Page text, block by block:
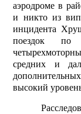
аэродроме в
и никто из
инцидента
поездок
средних и
высокий